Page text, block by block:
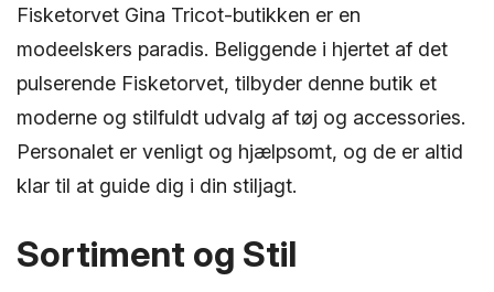
Fisketorvet Gina Tricot-butikken er en
modeelskers paradis. Beliggende i hjertet af det
pulserende Fisketorvet, tilbyder denne butik et
moderne og stilfuldt udvalg af tøj og accessories.
Personalet er venligt og hjælpsomt, og de er altid
klar til at guide dig i din stiljagt.
Sortiment og Stil